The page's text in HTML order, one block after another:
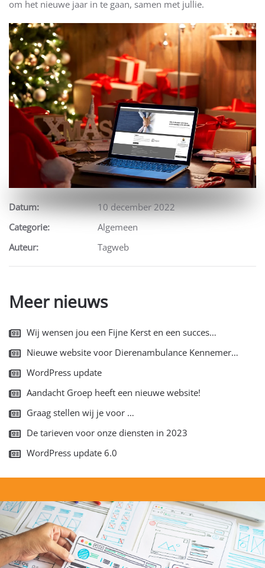
om het nieuwe jaar in te gaan, samen met jullie.
Datum:
10 december 2022
Categorie:
Algemeen
Auteur:
Tagweb
Meer nieuws
Wij wensen jou een Fijne Kerst en een succes…
Nieuwe website voor Dierenambulance Kennemer…
WordPress update
Aandacht Groep heeft een nieuwe website!
Graag stellen wij je voor …
De tarieven voor onze diensten in 2023
WordPress update 6.0